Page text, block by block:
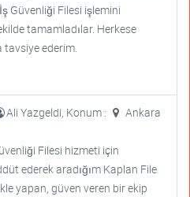
Güvenliği Filesi işlemini
tamamladılar. Herkese
tavsiye ederim.
Ali Yazgeldi, Konum :
Ankara
Filesi hizmeti için
ederek aradığım Kaplan File
yapan, güven veren bir ekip